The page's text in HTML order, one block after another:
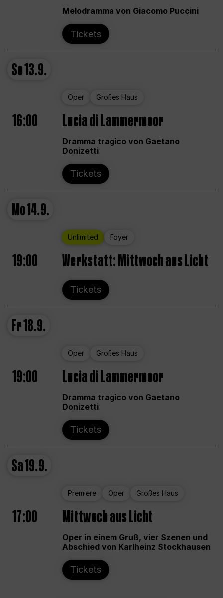
Melodramma von Giacomo Puccini
Tickets
So13.9.
Oper Großes Haus
16:00 Lucia di Lammermoor
Dramma tragico von Gaetano
Donizetti
Tickets
Mo14.9.
Unlimited Foyer
19:00 Werkstatt: Mittwoch aus Licht
Tickets
Fr18.9.
Oper Großes Haus
19:00 Lucia di Lammermoor
Dramma tragico von Gaetano
Donizetti
Tickets
Sa19.9.
Premiere Oper Großes Haus
17:00 Mittwoch aus Licht
Oper in einem Gruß, vier Szenen und
Abschied von Karlheinz Stockhausen
Tickets